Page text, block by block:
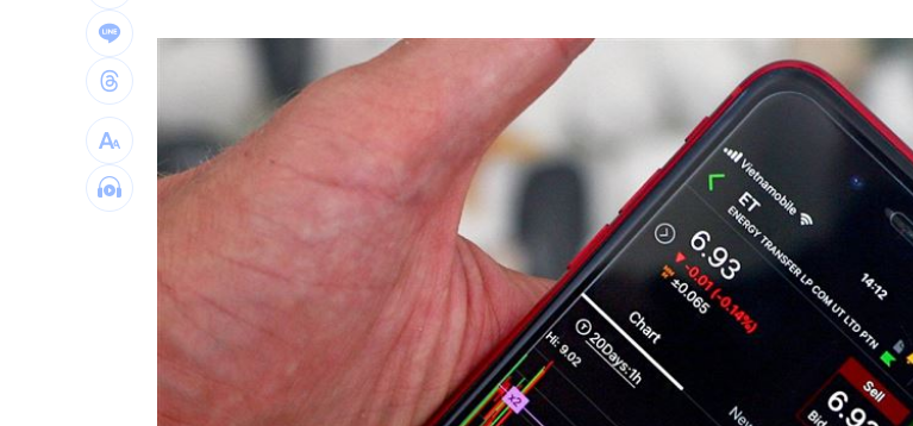
台中小五童遭同學踢下體腫2倍大 判賠金曝 19:42
粉絲輕生後首露面！西村力演唱會狀態超好 19:33
阿信慘跌 親洩言承旭吳建豪周渝民真面目 19:33
「AI性愛機器人」將問世！聊天還可換姿勢 19:32
SBS歌謠大戰開播30分鐘傳災情！粉絲崩潰 19:28
羅戈8局失1分好投 兄弟火力爆發橫掃雄鷹 19:24
台灣彩券開獎直播中 20:31